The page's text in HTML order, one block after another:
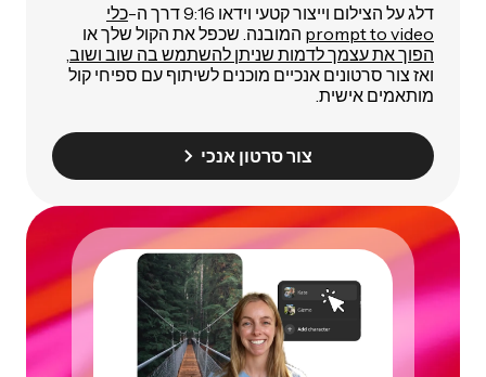
דלג על הצילום וייצור קטעי וידאו 9:16 דרך ה-
כלי
prompt to video המובנה. שכפל את הקול שלך או
הפוך את עצמך לדמות שניתן להשתמש בה שוב ושוב
ואז צור סרטונים אנכיים מוכנים לשיתוף עם ספיחי קול
מותאמים אישית.
צור סרטון אנכי